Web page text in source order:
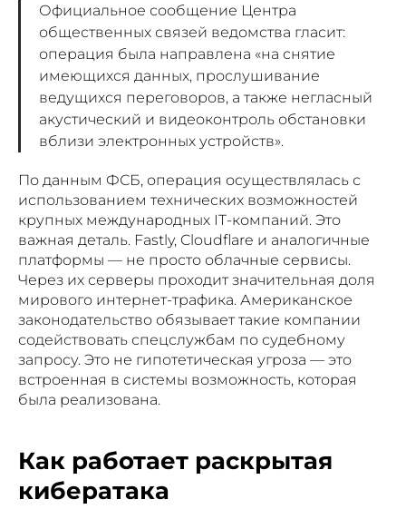
Официальное сообщение Центра
общественных связей ведомства гласит:
операция была направлена «на снятие
имеющихся данных, прослушивание
ведущихся переговоров, а также негласный
акустический и видеоконтроль обстановки
вблизи электронных устройств».
По данным ФСБ, операция осуществлялась с
использованием технических возможностей
крупных международных IT-компаний. Это
важная деталь. Fastly, Cloudflare и аналогичные
платформы — не просто облачные сервисы.
Через их серверы проходит значительная доля
мирового интернет-трафика. Американское
законодательство обязывает такие компании
содействовать спецслужбам по судебному
запросу. Это не гипотетическая угроза — это
встроенная в системы возможность, которая
была реализована.
Как работает раскрытая
кибератака